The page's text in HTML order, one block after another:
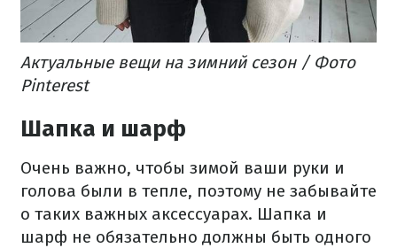
Актуальные вещи на зимний сезон / Фото
Pinterest
Шапка и шарф
Очень важно, чтобы зимой ваши руки и
голова были в тепле, поэтому не забывайте
о таких важных аксессуарах. Шапка и
шарф не обязательно должны быть одного